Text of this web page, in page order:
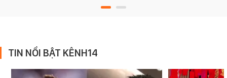
TIN NỔI BẬT KÊNH14